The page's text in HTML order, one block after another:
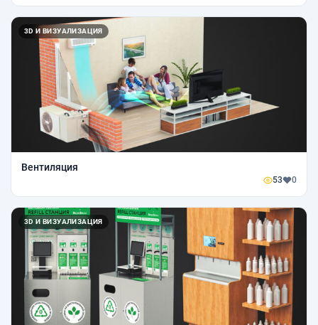
3D И ВИЗУАЛИЗАЦИЯ
Вентиляция
53 0
3D И ВИЗУАЛИЗАЦИЯ